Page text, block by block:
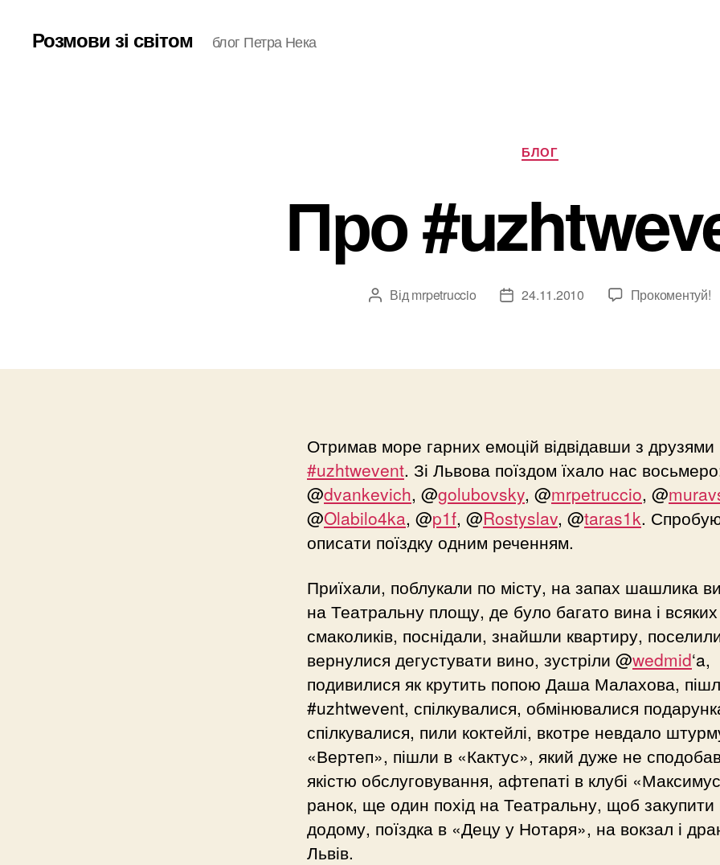
Розмови зі світом блог Петра Нека
Категорії
БЛОГ
Про
Автор
Від mrpetruccio
Дата24.11.2010 Прокоментуй!
Отримав море гарних емоцій відвідавши з друзями
#uzhtwevent. Зі Львова поїздом їхало нас
@dvankevich, @golubovsky, @mrpetruccio, @
@Olabilo4ka, @p1f, @Rostyslav, @taras1k.
описати поїздку одним реченням.
Приїхали, поблукали по місту, на запах шашлика
на Театральну площу, де було багато вина і всяких
смаколиків, поснідали, знайшли квартиру,
вернулися дегустувати вино, зустріли @wedmid‘a,
подивилися як крутить попою Даша Малахова,
#uzhtwevent, спілкувалися, обмінювалися
спілкувалися, пили коктейлі, вкотре невдало
«Вертеп», пішли в «Кактус», який дуже не
якістю обслуговування, афтепаті в клубі
ранок, ще один похід на Театральну, щоб закупити
додому, поїздка в «Децу у Нотаря», на вокзал і
Львів.